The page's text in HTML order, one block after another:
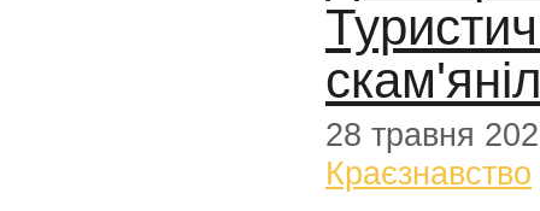
28 травня
Краєзнавство